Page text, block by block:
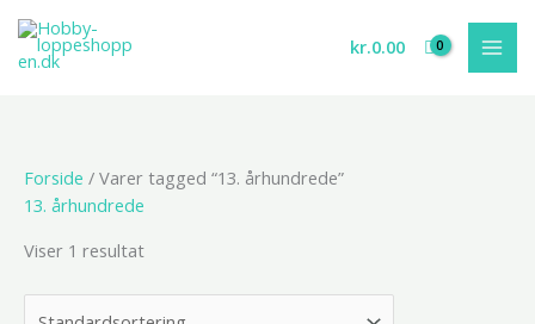
indholdet
kr.0.00
Forside / Varer tagged “13. århundrede”
13. århundrede
Viser 1 resultat